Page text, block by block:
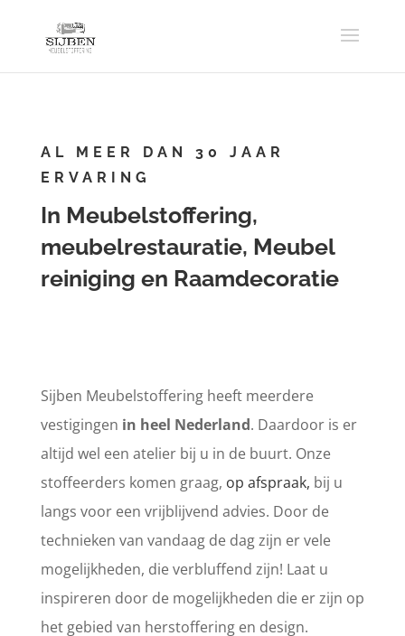
AL MEER DAN 30 JAAR
ERVARING
In Meubelstoffering,
meubelrestauratie, Meubel
reiniging en Raamdecoratie
Sijben Meubelstoffering heeft meerdere
vestigingen in heel Nederland. Daardoor is er
altijd wel een atelier bij u in de buurt. Onze
stoffeerders komen graag, op afspraak, bij u
langs voor een vrijblijvend advies. Door de
technieken van vandaag de dag zijn er vele
mogelijkheden, die verbluffend zijn! Laat u
inspireren door de mogelijkheden die er zijn op
het gebied van herstoffering en design.